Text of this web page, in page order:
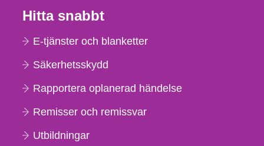
Hitta snabbt
E-tjänster och blanketter
Säkerhetsskydd
Rapportera oplanerad händelse
Remisser och remissvar
Utbildningar